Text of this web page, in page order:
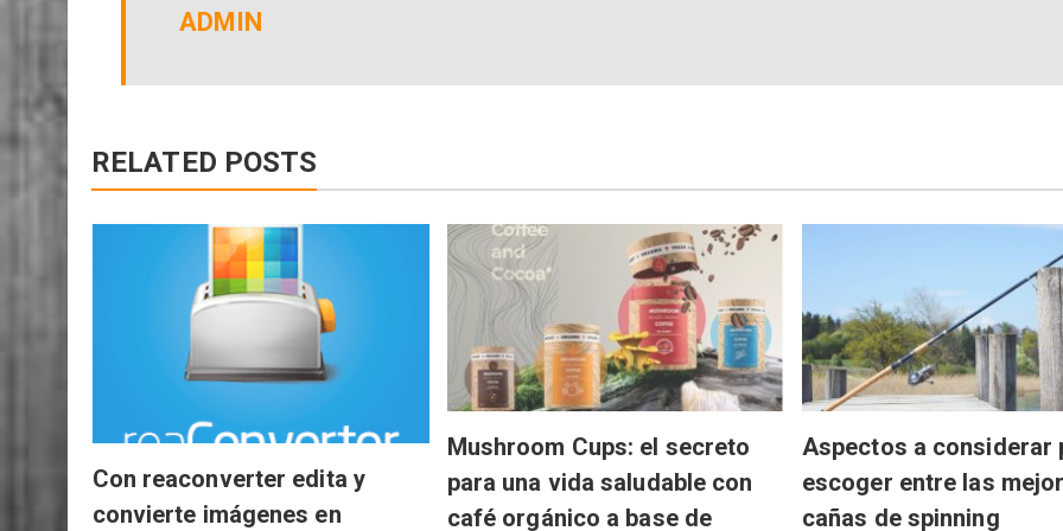
ADMIN
RELATED POSTS
Con reaconverter edita y
convierte imágenes en
Mushroom Cups: el secreto
para una vida saludable con
café orgánico a base de
Aspectos a considerar
escoger entre las
cañas de spinning